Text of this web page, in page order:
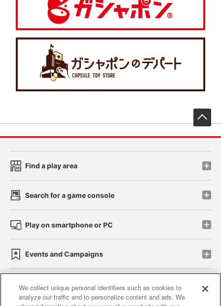
Find a play area
Search for a game console
Play on smartphone or PC
Events and Campaigns
Affiliate Sustainability site policy privacy policy
We collect unique personal identifiers such as cookies to
analyze our traffic and to personalize content and ads. We